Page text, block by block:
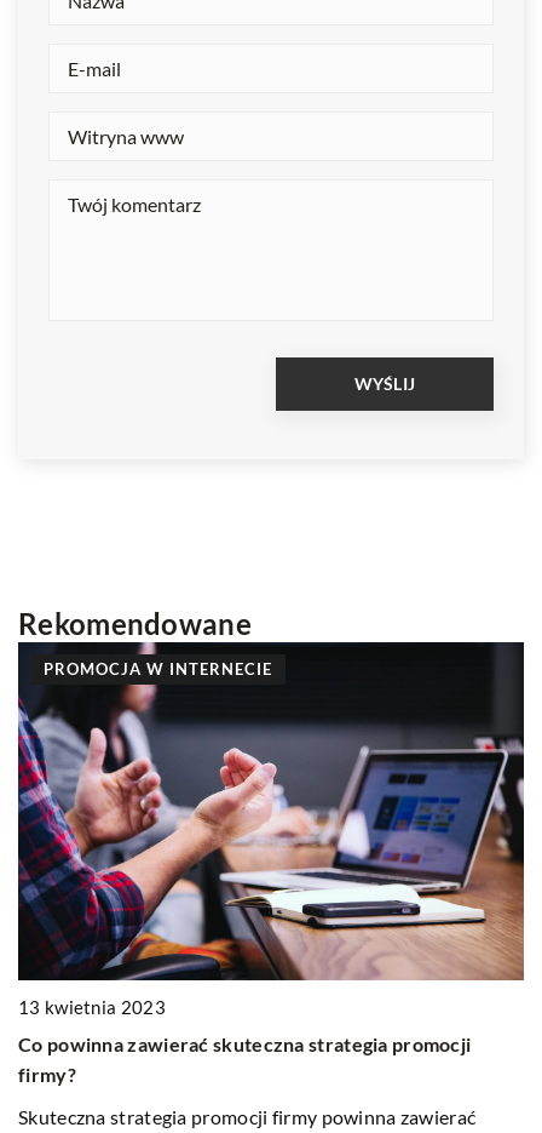
Rekomendowane
INNE
21 lipca 2023
Namiot barierowy: Wygodne i funkcjonalne
dla sektora medycznego
Mobilność, bezpieczeństwo i uniwersalność namiotu